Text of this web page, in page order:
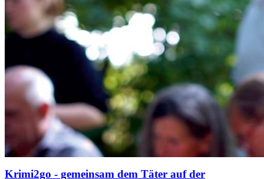
Krimi2go - gemeinsam dem Täter auf der